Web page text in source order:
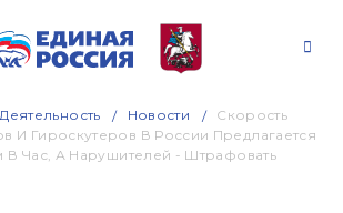
Новости
Скорость
И Гироскутеров В России Предлагается
В Час, А Нарушителей - Штрафовать